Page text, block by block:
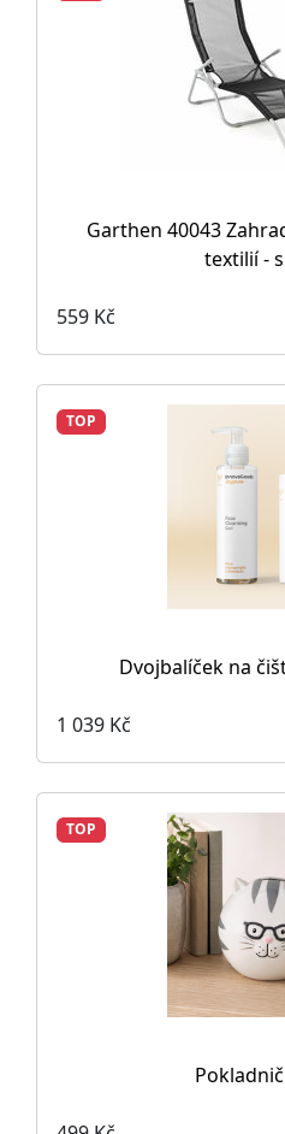
Garthen 40043
textilií -
559 Kč
TOP
Dvojbalíček na
1 039 Kč
TOP